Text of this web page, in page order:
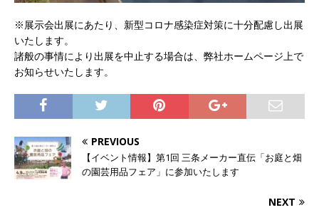
※展示会出展にあたり、新型コロナ感染症対策に十分配慮し出展
いたします。
諸般の事情により出展を中止する場合は、弊社ホームページ上で
お知らせいたします。
PREVIOUS
【イベント情報】第1回 三条メーカー直伝「お庭と畑
の園芸用品フェア」に参加いたします
NEXT